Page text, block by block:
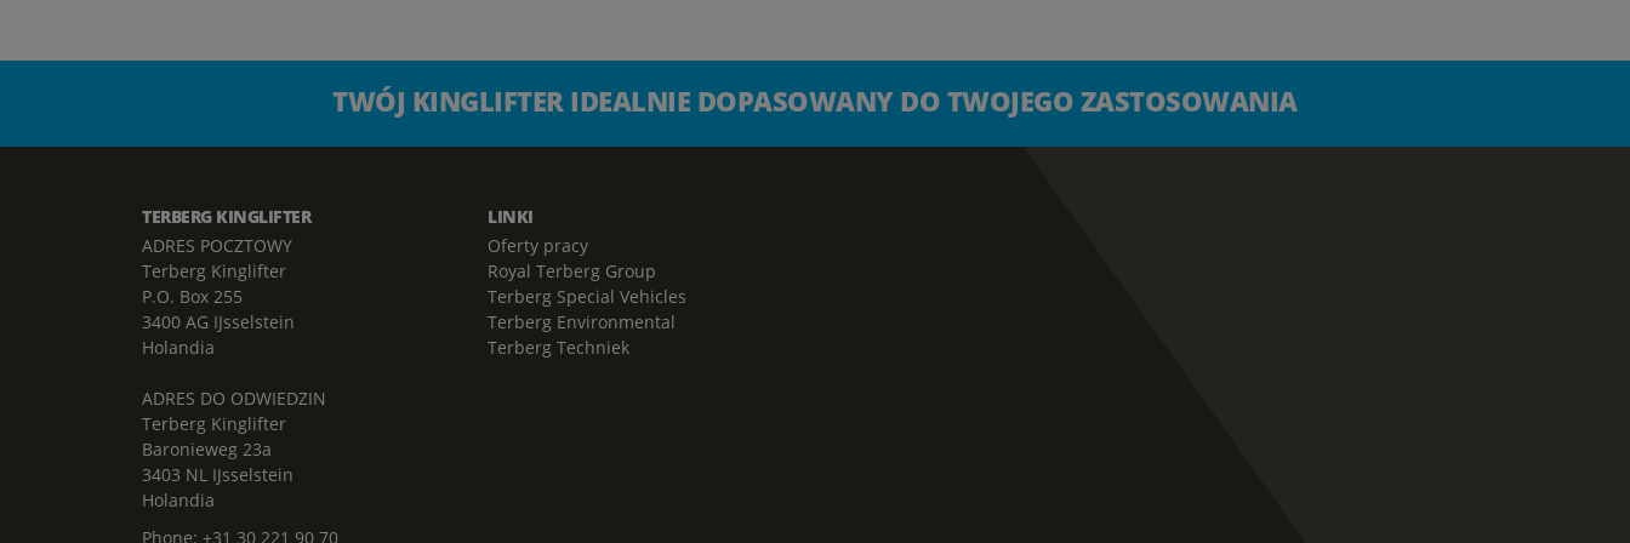
TWÓJ KINGLIFTER IDEALNIE DOPASOWANY DO TWOJEGO ZASTOSOWANIA
TERBERG KINGLIFTER
ADRES POCZTOWY
Terberg Kinglifter
P.O. Box 255
3400 AG IJsselstein
Holandia
ADRES DO ODWIEDZIN
Terberg Kinglifter
Baronieweg 23a
3403 NL IJsselstein
Holandia
Phone: +31 30 221 90 70
LINKI
Oferty pracy
Royal Terberg Group
Terberg Special Vehicles
Terberg Environmental
Terberg Techniek